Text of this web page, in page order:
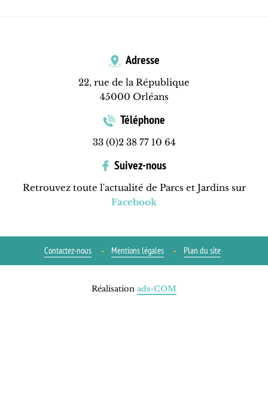
Adresse
22, rue de la République
45000 Orléans
Téléphone
33 (0)2 38 77 10 64
Suivez-nous
Retrouvez toute l'actualité de Parcs et Jardins sur
Facebook
Contactez-nous Mentions légales Plan du site
Réalisation ads-COM